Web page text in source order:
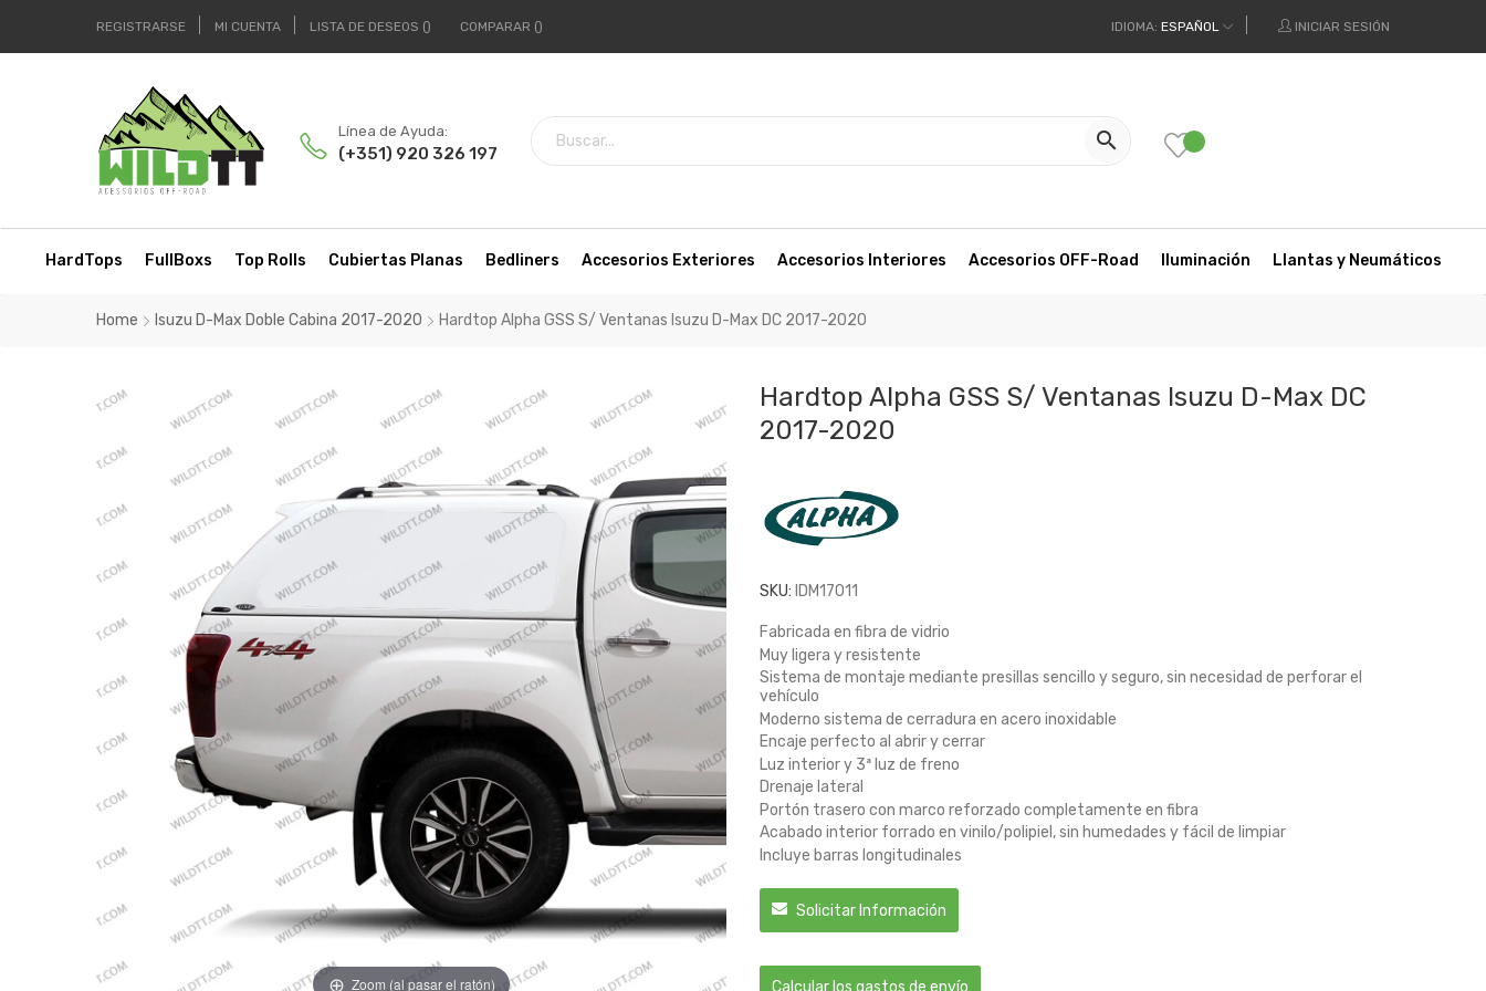
REGISTRARSE MI CUENTA LISTA DE DESEOS COMPARAR IDIOMA: ESPAÑOL INICIAR SESIÓN
Línea de Ayuda:
(+351) 920 326 197

HardTops FullBoxs Top Rolls Cubiertas Planas Bedliners Accesorios Exteriores Accesorios Interiores Accesorios OFF-Road Iluminación Llantas y Neumáticos
Home Isuzu D-Max Doble Cabina 2017-2020 Hardtop Alpha GSS S/ Ventanas Isuzu D-Max DC 2017-2020
Zoom (al pasar el ratón)
Hardtop Alpha GSS S/ Ventanas Isuzu D-Max DC
2017-2020
SKU: IDM17011
Fabricada en fibra de vidrio
Muy ligera y resistente
Sistema de montaje mediante presillas sencillo y seguro, sin necesidad de perforar el
vehículo
Moderno sistema de cerradura en acero inoxidable
Encaje perfecto al abrir y cerrar
Luz interior y 3ª luz de freno
Drenaje lateral
Portón trasero con marco reforzado completamente en fibra
Acabado interior forrado en vinilo/polipiel, sin humedades y fácil de limpiar
Incluye barras longitudinales
Solicitar Información
Calcular los gastos de envío